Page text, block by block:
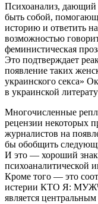
Психоанализ, дающий
быть собой,
историю и ответить
возможностью
феминистическая
Это подтверждает
появление таких
украинского секса»
в украинской
Многочисленные
рецензии некоторых
журналистов на
бы обобщить
И это — хороший
психоаналитической
Кроме того — это
истерии КТО Я:
является